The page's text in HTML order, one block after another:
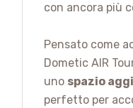
con ancora più
Pensato come
Dometic AIR
uno spazio
perfetto per